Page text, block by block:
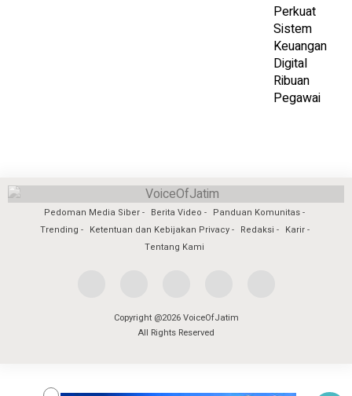
Pedoman Media Siber Berita Video
Panduan Komunitas
Trending
Ketentuan dan Kebijakan Privacy Redaksi
Karir
Tentang Kami
Copyright @2026 VoiceOfJatim
All Rights Reserved